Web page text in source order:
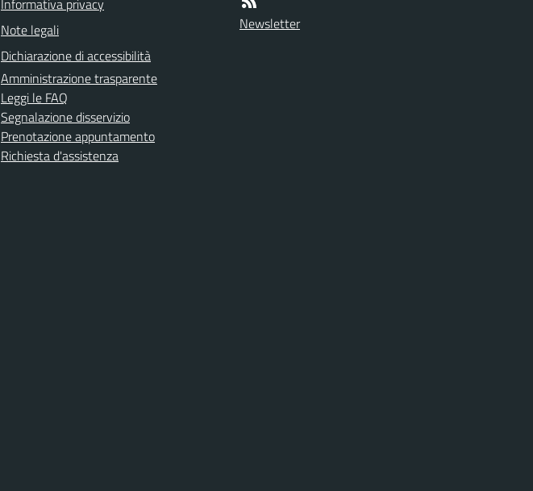
Note legali
Dichiarazione di accessibilità
Amministrazione trasparente
Leggi le FAQ
Segnalazione disservizio
Prenotazione appuntamento
Richiesta d'assistenza
Newsletter